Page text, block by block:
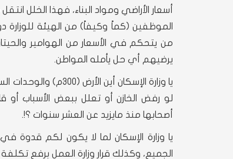
أسعار الأراضي ومواد البناء، فهذا الخلل
الموظفين (كماً وكيفاً) من الهيئة
من يتحكم في الأسعار من الهوامير
يرضيهم أي حل يأمله المواطن.
يا وزارة الإسكان
لو رفض الخازن أو تعلل ببعض الأسباب
أصحابها منذ مايزيد عن العشر سنوات ؟!.
يا وزارة الإسكان لما لا يكون لكم قدوة
الجميع، وكذلك قرار وزارة العمل برفع تكلفة العمالة الوافدة بدفع 2400